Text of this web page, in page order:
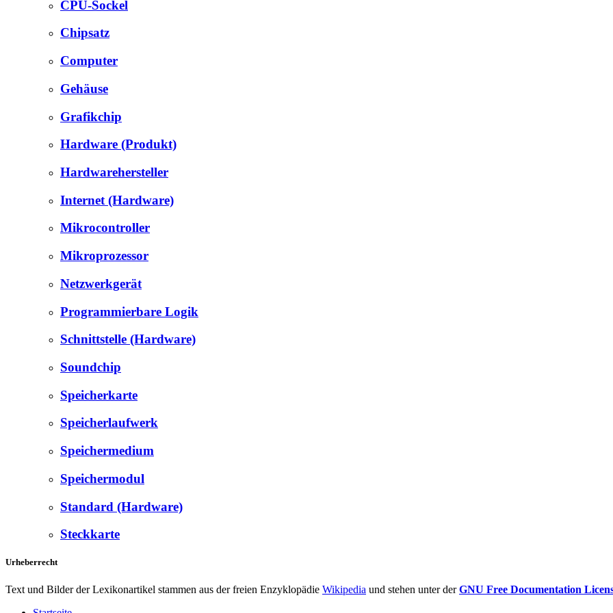
CPU-Sockel
Chipsatz
Computer
Gehäuse
Grafikchip
Hardware (Produkt)
Hardwarehersteller
Internet (Hardware)
Mikrocontroller
Mikroprozessor
Netzwerkgerät
Programmierbare Logik
Schnittstelle (Hardware)
Soundchip
Speicherkarte
Speicherlaufwerk
Speichermedium
Speichermodul
Standard (Hardware)
Steckkarte
Urheberrecht
Text und Bilder der Lexikonartikel stammen aus der freien Enzyklopädie Wikipedia und stehen unter derGNU Free Documentation